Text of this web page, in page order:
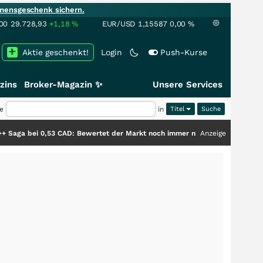
sichern.
29.728,93 +1,18% EUR/USD 1,15587 0,00 %
Login Push-Kurse
Aktie geschenkt!
Broker-Magazin ✨ Unsere Services
in Titel
CAD: Bewertet der Markt noch immer nur die Hälfte der Story?
Anzeige